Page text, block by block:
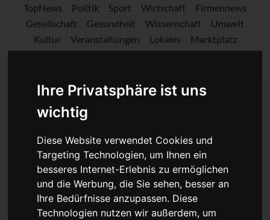
Ihre Privatsphäre ist uns
wichtig
Diese Website verwendet Cookies und
Targeting Technologien, um Ihnen ein
besseres Internet-Erlebnis zu ermöglichen
und die Werbung, die Sie sehen, besser an
Ihre Bedürfnisse anzupassen. Diese
Technologien nutzen wir außerdem, um
TopNews Politik Sport Wirtschaft
Firmennews
Gesellschaft
Gesundheit Wissenschaft
Umwelt
Kultur
Veranstaltungen Lokales
Marktplatz
Stellenangebote
Bitteres Aus für Kanada in
Houston – Marokko
marschiert eiskalt ins
Viertelfinale!